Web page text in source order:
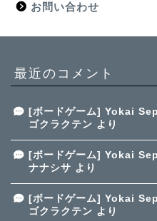
お問い合わせ
最近のコメント
[ボードゲーム] Yokai
ゴクラクテン より
[ボードゲーム] Yokai
ナナシサ より
[ボードゲーム] Yokai
ゴクラクテン より